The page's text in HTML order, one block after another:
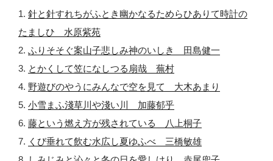
1. 針と針すれちがふとき幽かなるためらひありて時計の
たましひ 水原紫苑
2. ふりそそぐ案山子悲しみ神のいしき 田島健一
3. とかくして笠になしつる扇哉 蕪村
4. 野遊びのやうにみんなで空を見て 大木あまり
5. 小雪まふ淺草川や淺い川 加藤郁乎
6. 藤という燃え方が残されている 八上桐子
7. くび垂れて飲む水広し夏ゆふべ 三橋敏雄